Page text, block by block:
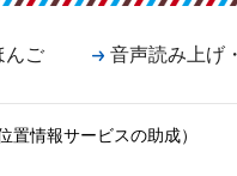
んご 音声読み上げ
置情報サービスの助成）